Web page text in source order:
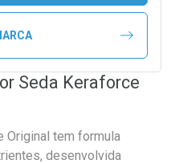
Seda Keraforce
Original tem formula
desenvolvida